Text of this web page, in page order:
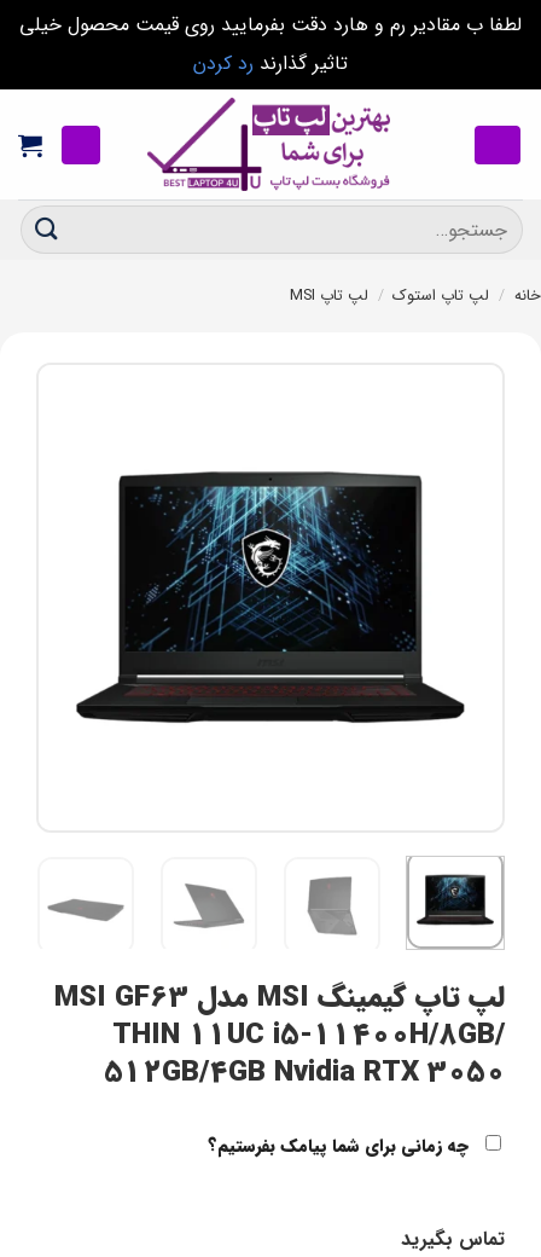
لطفا ب مقادیر رم و هارد دقت بفرمایید روی قیمت محصول خیلی
تاثیر گذارند رد کردن
content
جستجو
برای:
خانه / لپ تاپ استوک / لپ تاپ MSI
لپ تاپ گیمینگ MSI مدل MSI GF63
THIN 11UC i5-11400H/8GB/
512GB/4GB Nvidia RTX 3050
چه زمانی برای شما پیامک بفرستیم؟
تماس بگیرید